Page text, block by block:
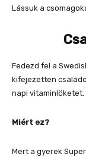
Lássuk a
Fedezd fel a
kifejezetten
napi vitaminlöketet.
Miért ez?
Mert a gyerek